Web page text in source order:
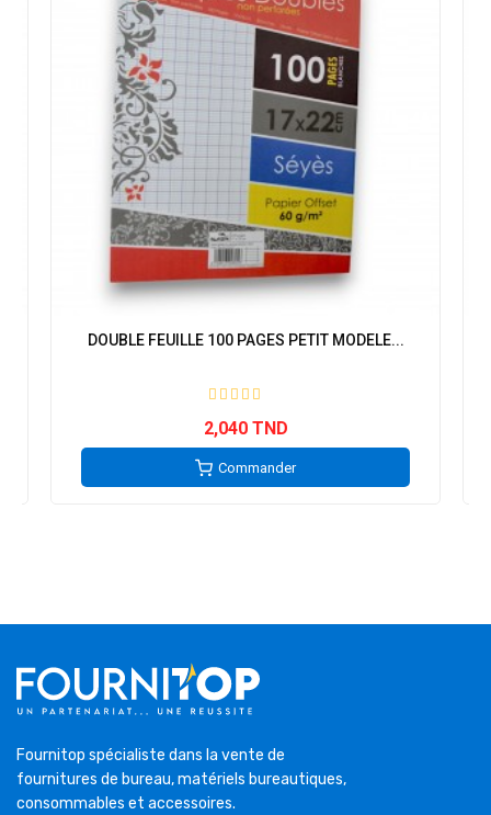
DOUBLE FEUILLE 100 PAGES PETIT MODELE...
2,040 TND
Commander
Fournitop spécialiste dans la vente de
fournitures de bureau, matériels bureautiques,
consommables et accessoires.